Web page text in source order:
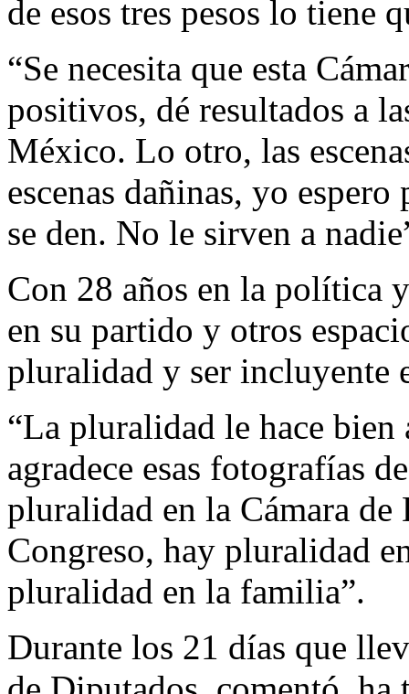
de esos tres pesos lo tiene
“Se necesita que esta
positivos, dé resultados a
México. Lo otro, las
escenas dañinas, yo
se den. No le sirven a
Con 28 años en la política
en su partido y otros
pluralidad y ser incluyente
“La pluralidad le hace
agradece esas fotografías
pluralidad en la Cámara
Congreso, hay pluralidad
pluralidad en la familia”.
Durante los 21 días que